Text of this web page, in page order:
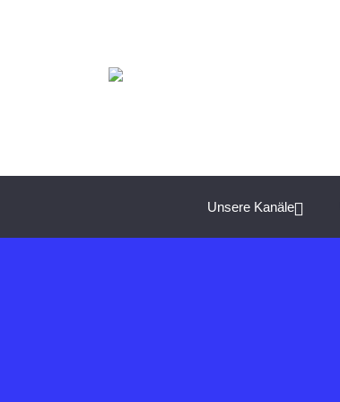
Unsere Kanäle